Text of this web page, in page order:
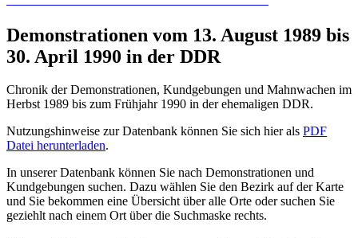
Demonstrationen vom 13. August 1989 bis
30. April 1990 in der DDR
Chronik der Demonstrationen, Kundgebungen und Mahnwachen im
Herbst 1989 bis zum Frühjahr 1990 in der ehemaligen DDR.
Nutzungshinweise zur Datenbank können Sie sich hier als PDF
Datei herunterladen.
In unserer Datenbank können Sie nach Demonstrationen und
Kundgebungen suchen. Dazu wählen Sie den Bezirk auf der Karte
und Sie bekommen eine Übersicht über alle Orte oder suchen Sie
geziehlt nach einem Ort über die Suchmaske rechts.